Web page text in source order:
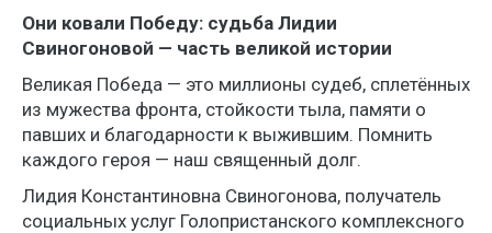
Они ковали Победу: судьба Лидии
Свиногоновой — часть великой истории
Великая Победа — это миллионы судеб, сплетённых
из мужества фронта, стойкости тыла, памяти о
павших и благодарности к выжившим. Помнить
каждого героя — наш священный долг.
Лидия Константиновна Свиногонова, получатель
социальных услуг Голопристанского комплексного